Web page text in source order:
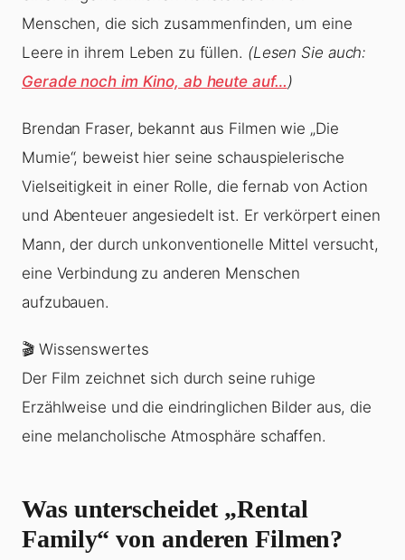
Menschen, die sich zusammenfinden, um eine
Leere in ihrem Leben zu füllen. (Lesen Sie auch:
Gerade noch im Kino, ab heute auf…)
Brendan Fraser, bekannt aus Filmen wie „Die
Mumie“, beweist hier seine schauspielerische
Vielseitigkeit in einer Rolle, die fernab von Action
und Abenteuer angesiedelt ist. Er verkörpert einen
Mann, der durch unkonventionelle Mittel versucht,
eine Verbindung zu anderen Menschen
aufzubauen.
🎬 Wissenswertes
Der Film zeichnet sich durch seine ruhige
Erzählweise und die eindringlichen Bilder aus, die
eine melancholische Atmosphäre schaffen.
Was unterscheidet „Rental
Family“ von anderen Filmen?